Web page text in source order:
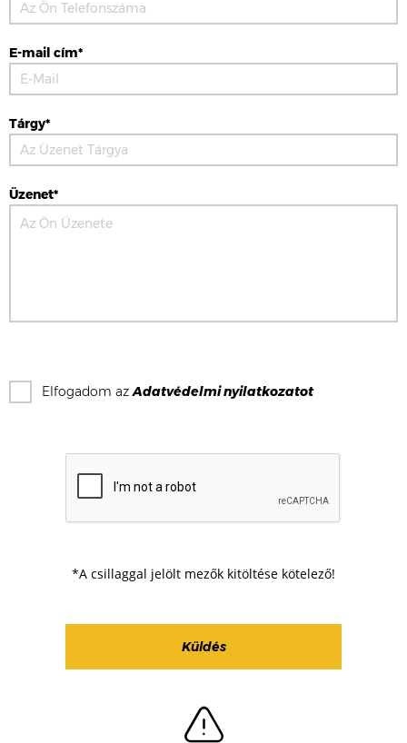
E-mail cím*
Tárgy*
Üzenet*
Elfogadom azAdatvédelmi nyilatkozatot
*A csillaggal jelölt mezők kitöltése kötelező!